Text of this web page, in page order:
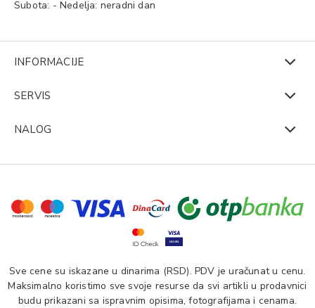
Subota: - Nedelja: neradni dan
INFORMACIJE
SERVIS
NALOG
Sve cene su iskazane u dinarima (RSD). PDV je uračunat u cenu.
Maksimalno koristimo sve svoje resurse da svi artikli u prodavnici
budu prikazani sa ispravnim opisima, fotografijama i cenama.